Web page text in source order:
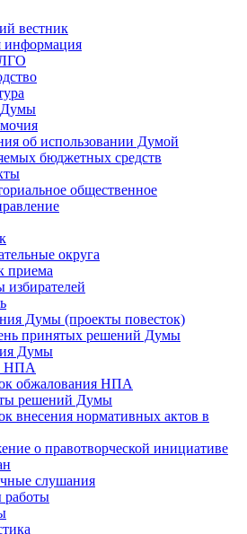
вестник
Думы
об использовании Думой
бюджетных средств
общественное
округа
приема
избирателей
Думы (проекты повесток)
принятых решений Думы
Думы
НПА
обжалования НПА
решений Думы
внесения нормативных актов в
о правотворческой инициативе
слушания